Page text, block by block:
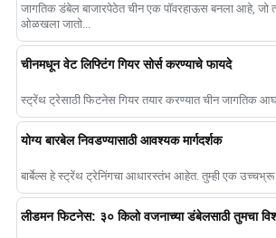
जागतिक डंबेल बाजारपेठेत चीन एक पॉवरहाऊस बनला आहे, जो
ओळखला जातो...
चीनमधून वेट लिफ्टिंग गियर सोर्स करण्याचे फायदे
स्ट्रेंथ ट्रेसाठी फिटनेस गियर तयार करण्यात चीन जागतिक
योग्य बारबेल निवडण्यासाठी आवश्यक मार्गदर्शक
बार्बेल्स हे स्ट्रेंथ ट्रेनिंगचा आधारस्तंभ आहेत. तुम्ही एक
लीडमन फिटनेस: ३० किलो वजनाच्या डंबेलसाठी तुमचा